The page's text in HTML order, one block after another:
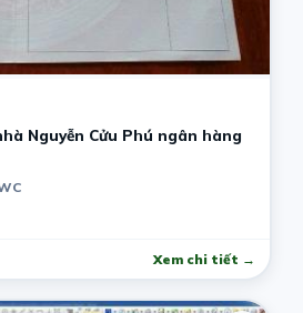
Nguyễn Cửu Phú ngân hàng
Xem chi tiết →